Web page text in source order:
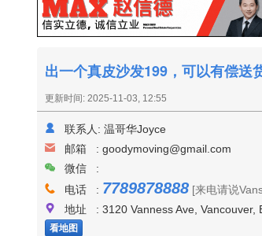
出一个真皮沙发199，可以有偿送
更新时间: 2025-11-03, 12:55
联系人: 温哥华Joyce
邮箱 : goodymoving@gmail.com
微信 :
电话 : 7789878888 [来电请说
地址 : 3120 Vanness Ave, Vancouver,
看地图